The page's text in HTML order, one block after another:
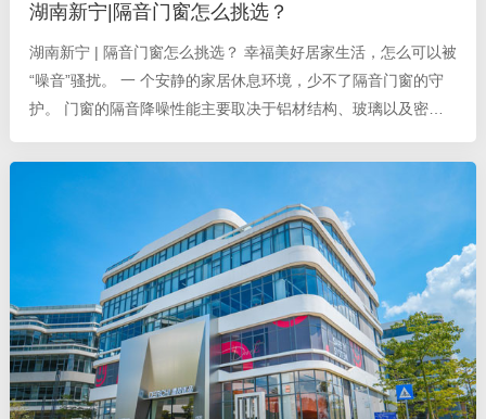
湖南新宁|隔音门窗怎么挑选？
湖南新宁 | 隔音门窗怎么挑选？ 幸福美好居家生活，怎么可以被
“噪音”骚扰。 一 个安静的家居休息环境，少不了隔音门窗的守
护。 门窗的隔音降噪性能主要取决于铝材结构、玻璃以及密封
行比对与判断，选到